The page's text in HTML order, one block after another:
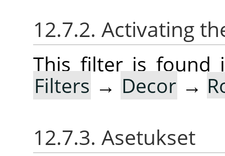
12.7.2. Activating
This filter is found
Filters → Decor →
12.7.3. Asetukset